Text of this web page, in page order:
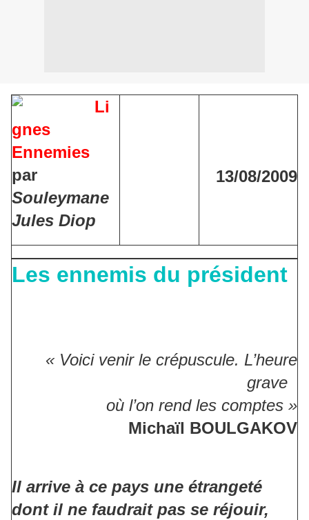
Li
gnes
Ennemies
par
Souleymane
Jules Diop
13/08/2009
Les ennemis du président
« Voici venir le crépuscule. L’heure
grave
où l’on rend les comptes »
Michaïl BOULGAKOV
Il arrive à ce pays une étrangeté
dont il ne faudrait pas se réjouir,